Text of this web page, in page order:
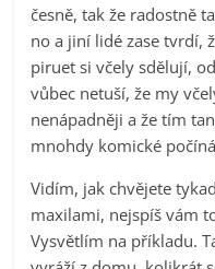
česně, tak že radostně
no a jiní lidé zase tvrdí,
piruet si včely sdělují,
vůbec netuší, že my
nenápadněji a že tím
mnohdy komické
Vidím, jak chvějete
maxilami, nejspíš vám
Vysvětlím na příkladu.